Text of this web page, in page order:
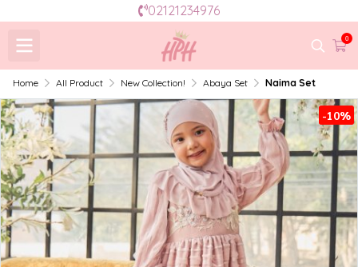
02121234976
0
Home All Product New Collection! Abaya Set Naima Set
-10%